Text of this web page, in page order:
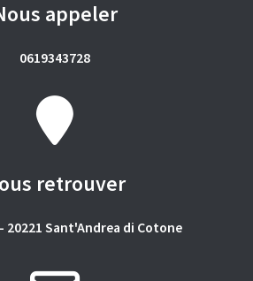
appeler
0619343728
retrouver
Sant'Andrea di Cotone